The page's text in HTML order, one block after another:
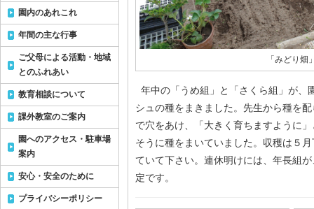
「みどり畑
年中の「うめ組」と「さくら組」が、
シュの種をまきました。先生から種を
で穴をあけ、「大きく育ちますように
そうに種をまいていました。収穫は５
ていて下さい。連休明けには、年長組
定です。
園内のあれこれ
年間の主な行事
ご父母による活動・地域
とのふれあい
教育相談について
課外教室のご案内
園へのアクセス・駐車場
案内
安心・安全のために
プライバシーポリシー